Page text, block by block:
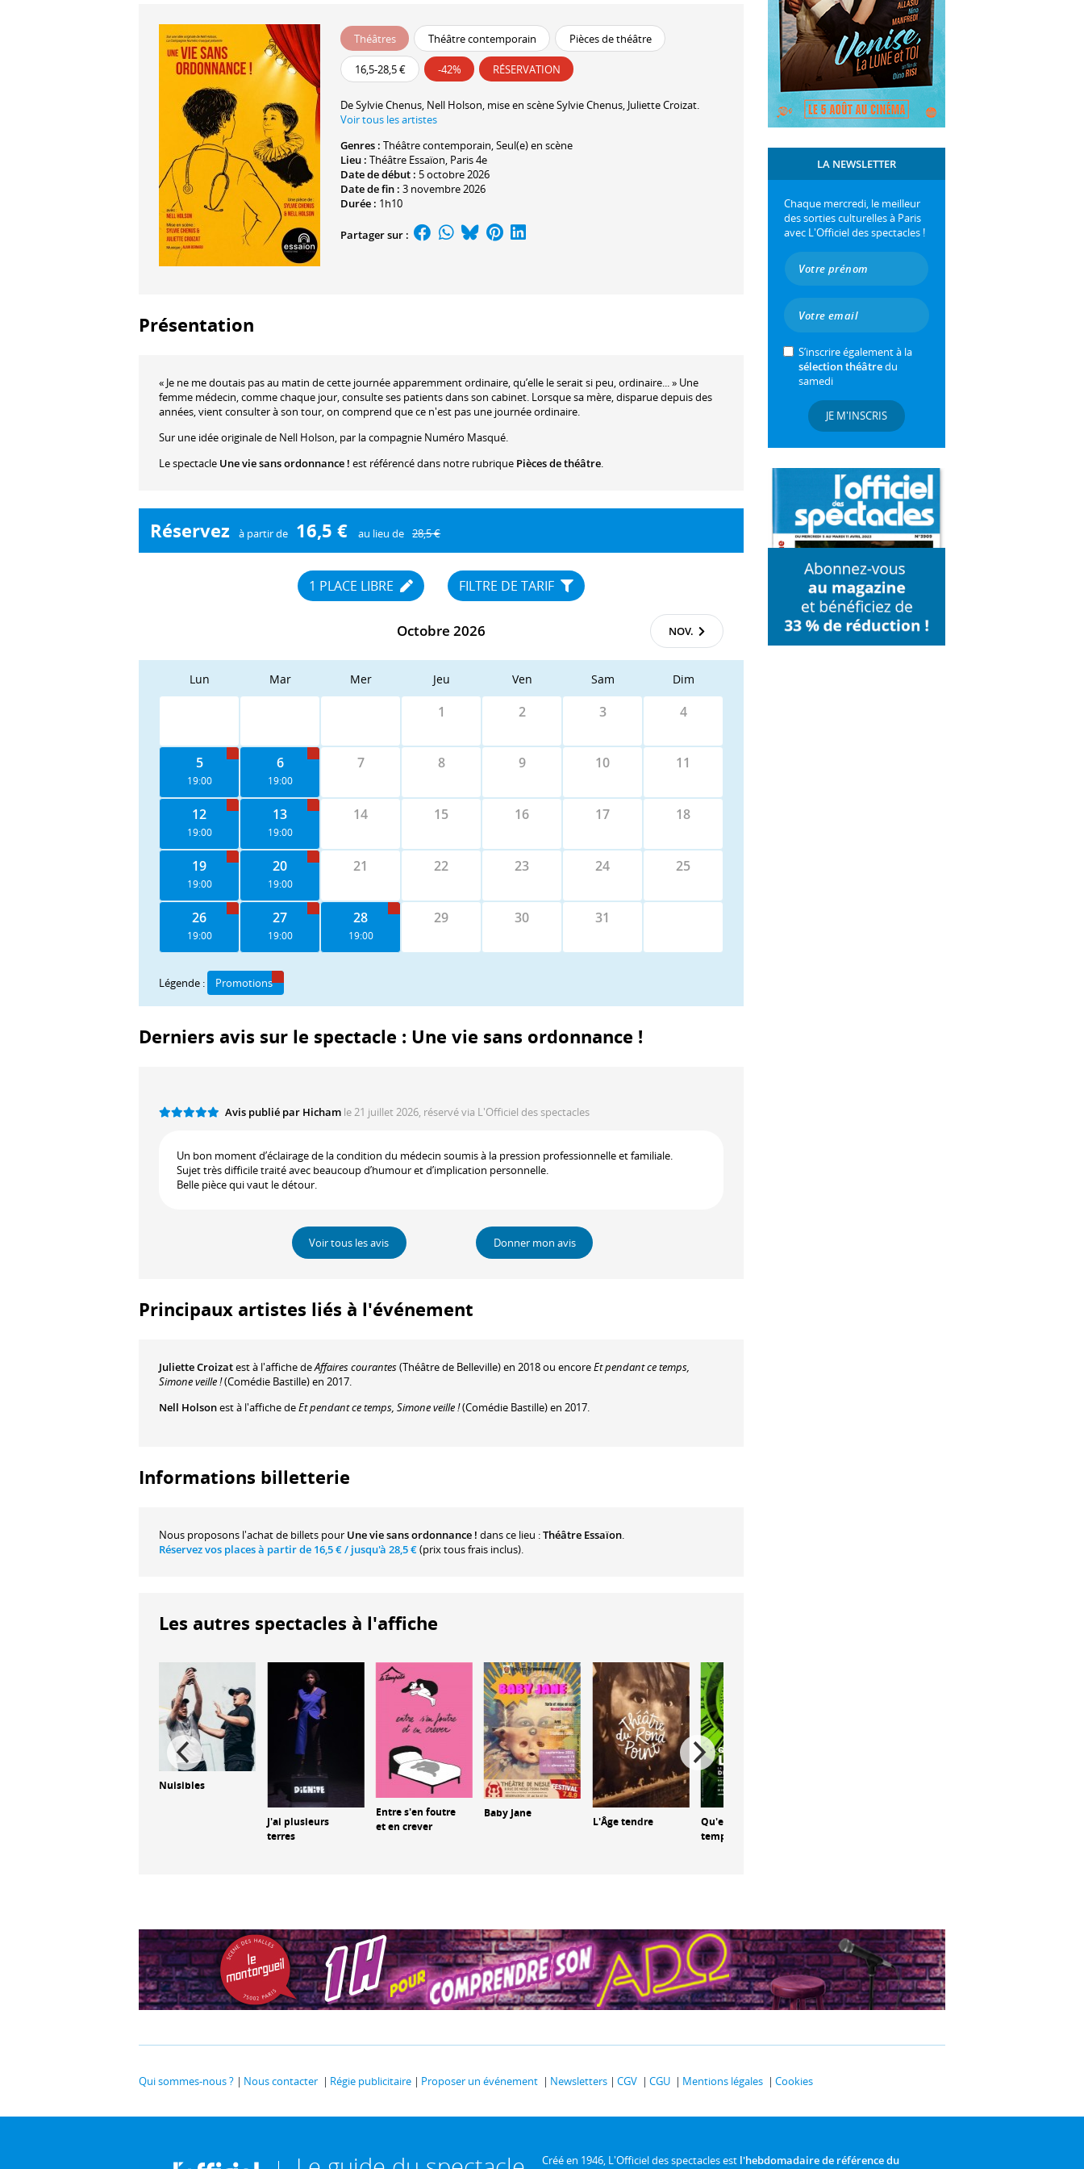
Théâtres Théâtre contemporain Pièces de théâtre
16,5-28,5 € -42% RÉSERVATION
DeSylvie Chenus, Nell Holson, mise en scèneSylvie Chenus, Juliette Croizat.
Voir tous les artistes
Genres : Théâtre contemporain,Seul(e) en scène
Lieu : Théâtre Essaïon, Paris 4e
Date de début : 5 octobre 2026
Date de fin : 3 novembre 2026
Durée : 1h10
Partager sur :
Présentation
« Je ne me doutais pas au matin de cette journée apparemment ordinaire, qu’elle le serait si peu, ordinaire... » Une
femme médecin, comme chaque jour, consulte ses patients dans son cabinet. Lorsque sa mère, disparue depuis des
années, vient consulter à son tour, on comprend que ce n'est pas une journée ordinaire.
Sur une idée originale de Nell Holson, par la compagnie Numéro Masqué.
Le spectacle Une vie sans ordonnance ! est référencé dans notre rubrique Pièces de théâtre.
Réservez à partir de 16,5 € au lieu de 28,5 €
1 PLACE LIBRE FILTRE DE TARIF
Octobre 2026 NOV.
Lun Mar Mer Jeu Ven Sam Dim
1 2 3 4
5
19:00
6
19:00
7 8 9 10 11
12
19:00
13
19:00
14 15 16 17 18
19
19:00
20
19:00
21 22 23 24 25
26
19:00
27
19:00
28
19:00
29 30 31
Légende : Promotions
Derniers avis sur le spectacle : Une vie sans ordonnance !
Avis publié par Hicham le 21 juillet 2026, réservé via L'Officiel des spectacles
Un bon moment d’éclairage de la condition du médecin soumis à la pression professionnelle et familiale.
Sujet très difficile traité avec beaucoup d’humour et d’implication personnelle.
Belle pièce qui vaut le détour.
Voir tous les avis Donner mon avis
Principaux artistes liés à l'événement
Juliette Croizatest à l'affiche deAffaires courantes(Théâtre de Belleville) en 2018 ou encoreEt pendant ce temps,
Simone veille !(Comédie Bastille) en 2017.
Nell Holsonest à l'affiche deEt pendant ce temps, Simone veille !(Comédie Bastille) en 2017.
Informations billetterie
Nous proposons l'achat de billets pour Une vie sans ordonnance ! dans ce lieu :Théâtre Essaïon
Réservez vos places à partir de 16,5 €/ jusqu'à 28,5 €(prix tous frais inclus).
Les autres spectacles à l'affiche
Nuisibles
J'ai plusieurs
terres
Entre s'en foutre
et en crever
Baby Jane
L'Âge tendre
Qu'est-ce que le
temps ?
LA NEWSLETTER
Chaque mercredi, le meilleur
des sorties culturelles à Paris
avec L'Officiel des spectacles !
S’inscrire également à la
sélection théâtredu
samedi
JE M'INSCRIS
Qui sommes-nous ? Nous contacter Régie publicitaire Proposer un événement Newsletters CGV CGU Mentions légales Cookies
Créé en 1946, L'Officiel des spectacles est l'hebdomadaire de référence du